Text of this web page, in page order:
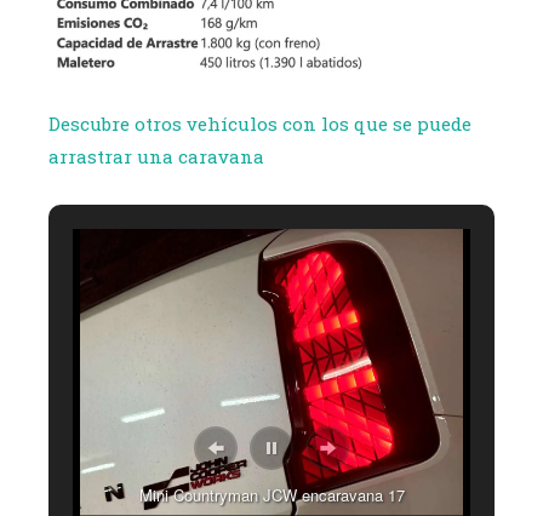
Descubre otros vehículos con los que se puede
arrastrar una caravana
Mini Countryman JCW encaravana 17